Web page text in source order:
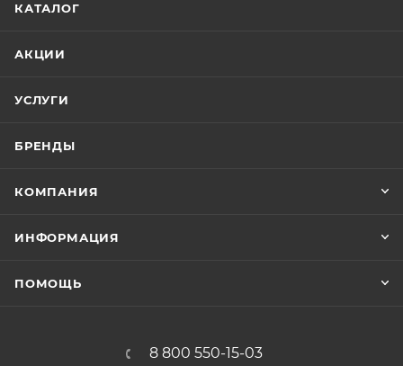
КАТАЛОГ
АКЦИИ
УСЛУГИ
БРЕНДЫ
КОМПАНИЯ
ИНФОРМАЦИЯ
ПОМОЩЬ
8 800 550-15-03